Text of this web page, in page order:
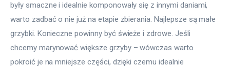
były smaczne i idealnie komponowały się z innymi daniami,
warto zadbać o nie już na etapie zbierania. Najlepsze są małe
grzybki. Konieczne powinny być świeże i zdrowe. Jeśli
chcemy marynować większe grzyby – wówczas warto
pokroić je na mniejsze części, dzięki czemu idealnie